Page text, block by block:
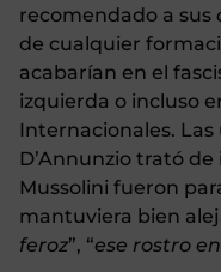
recomendado a sus
de cualquier
acabarían en el
izquierda o incluso
Internacionales. Las
D’Annunzio trató
Mussolini fueron
mantuviera bien
feroz”, “ese rostro